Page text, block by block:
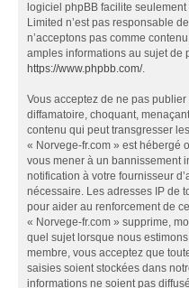
logiciel phpBB facilite
Limited n’est pas responsable
n’acceptons pas comme
amples informations au sujet de
https://www.phpbb.com/.
Vous acceptez de ne pas
diffamatoire, choquant,
contenu qui peut transgresser
« Norvege-fr.com » est hébergé
vous mener à un bannissement
notification à votre fournisseur
nécessaire. Les adresses IP de
pour aider au renforcement de
« Norvege-fr.com » supprime,
quel sujet lorsque nous
membre, vous acceptez que
saisies soient stockées dans
informations ne soient pas